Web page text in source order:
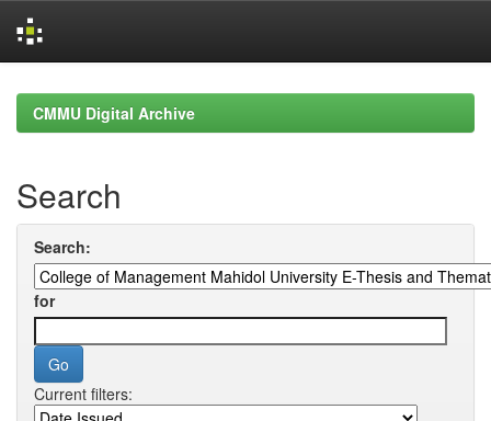
navigationCMMU Digital Archive
Search
Search:
for
Current filters: